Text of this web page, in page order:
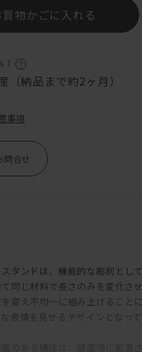
買物かごに入れる
）
（納品まで約2ヶ月）
事項
問合せ
タンドは、機能的な彫刻とし
同じ材料で長さのみを変化させ
変え不均一に組み上げることに
表情を見せるデザインとなって